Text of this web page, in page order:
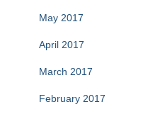
May 2017
April 2017
March 2017
February 2017